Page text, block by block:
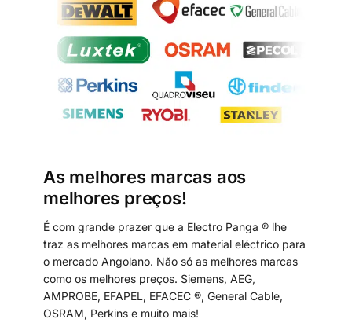
As melhores marcas aos
melhores preços!
É com grande prazer que a Electro Panga ® lhe
traz as melhores marcas em material eléctrico para
o mercado Angolano. Não só as melhores marcas
como os melhores preços. Siemens, AEG,
AMPROBE, EFAPEL, EFACEC ®, General Cable,
OSRAM, Perkins e muito mais!